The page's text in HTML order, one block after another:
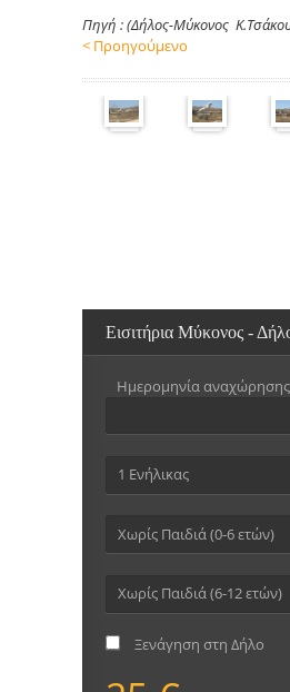
Πηγή : (Δήλος-Μύκονος
< Προηγούμενο
Εισιτήρια Μύκονος -
Ημερομηνία αναχώρησης
1 Ενήλικας
Χωρίς Παιδιά (0-6 ετών)
Χωρίς Παιδιά (6-12 ετών)
Ξενάγηση στη Δήλο